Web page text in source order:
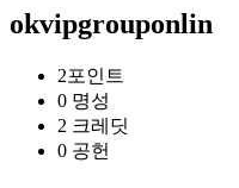
okvipgrouponlin
2포인트
0 명성
2 크레딧
0 공헌